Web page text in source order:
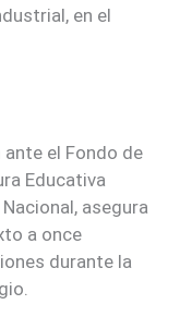
en el
el Fondo de
Educativa
asegura
a once
durante la